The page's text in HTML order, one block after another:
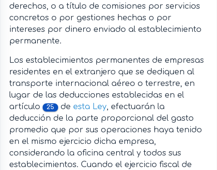
derechos, o a título de comisiones por servicios
concretos o por gestiones hechas o por
intereses por dinero enviado al establecimiento
permanente.
Los establecimientos permanentes de empresas
residentes en el extranjero que se dediquen al
transporte internacional aéreo o terrestre, en
lugar de las deducciones establecidas en el
artículo
25 de esta Ley, efectuarán la
deducción de la parte proporcional del gasto
promedio que por sus operaciones haya tenido
en el mismo ejercicio dicha empresa,
considerando la oficina central y todos sus
establecimientos. Cuando el ejercicio fiscal de